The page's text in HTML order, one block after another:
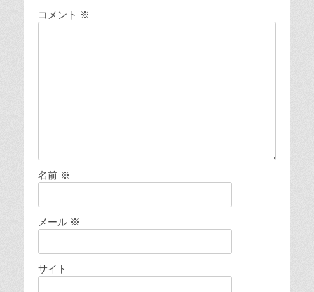
ョ
コメント ※
名前 ※
メール ※
サイト